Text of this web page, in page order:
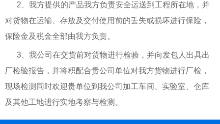
2、我方提供的产品我方负责安全运送到工程所在地，并
对货物在运输、存放及交付使用前的丢失或损坏进行保险，
保险金及税金全部由我方负责。
3、我公司在交货前对货物进行检验，并向发包人出具出
厂检验报告，并将积配合贵公司单位对我方货物进行厂检，
现场检测同时欢迎贵单位到我公司加工车间、实验室、仓库
及其他工地进行实地考察与检测。